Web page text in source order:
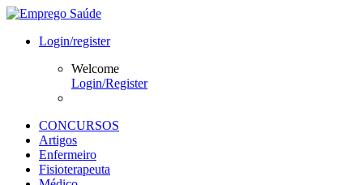
Login/register
Welcome
Login/Register
CONCURSOS
Artigos
Enfermeiro
Fisioterapeuta